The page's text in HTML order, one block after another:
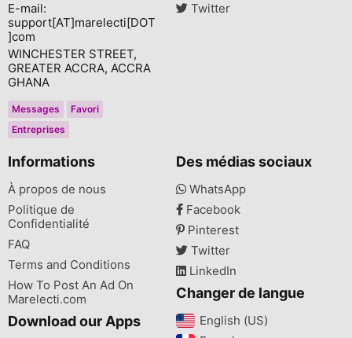
E-mail:
support[AT]marelecti[DOT
]com
WINCHESTER STREET,
GREATER ACCRA, ACCRA
GHANA
Messages
Favori
Entreprises
Twitter
Informations
À propos de nous
Politique de
Confidentialité
FAQ
Terms and Conditions
How To Post An Ad On
Marelecti.com
Download our Apps
Des médias sociaux
WhatsApp
Facebook
Pinterest
Twitter
LinkedIn
Changer de langue
English (US)‎